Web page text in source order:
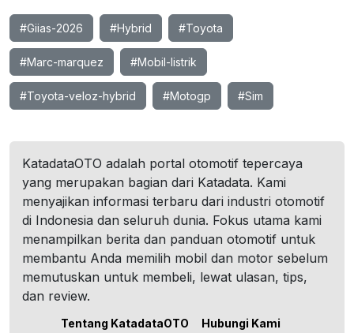
#Giias-2026 #Hybrid #Toyota
#Marc-marquez #Mobil-listrik
#Toyota-veloz-hybrid #Motogp #Sim
KatadataOTO adalah portal otomotif tepercaya
yang merupakan bagian dari Katadata. Kami
menyajikan informasi terbaru dari industri otomotif
di Indonesia dan seluruh dunia. Fokus utama kami
menampilkan berita dan panduan otomotif untuk
membantu Anda memilih mobil dan motor sebelum
memutuskan untuk membeli, lewat ulasan, tips,
dan review.
Tentang KatadataOTO Hubungi Kami